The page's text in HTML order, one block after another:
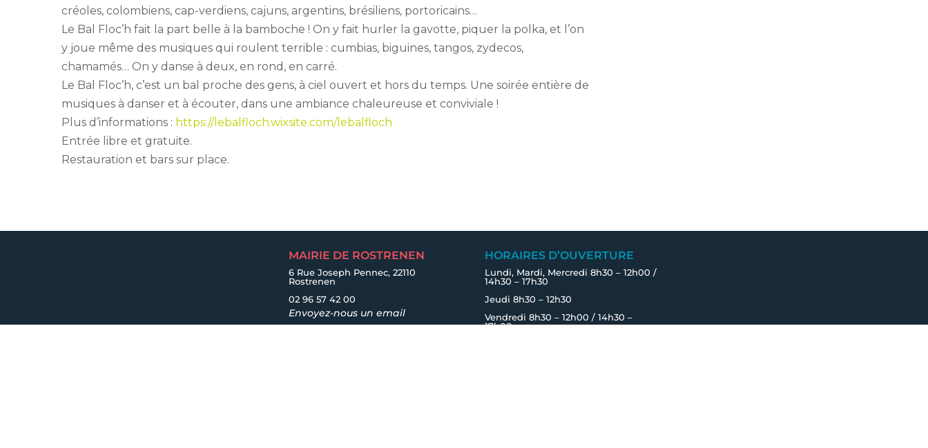
créoles, colombiens, cap-verdiens, cajuns, argentins, brésiliens, portoricains…
Le Bal Floc’h fait la part belle à la bamboche ! On y fait hurler la gavotte, piquer la polka, et l’on
y joue même des musiques qui roulent terrible : cumbias, biguines, tangos, zydecos,
chamamés… On y danse à deux, en rond, en carré.
Le Bal Floc’h, c’est un bal proche des gens, à ciel ouvert et hors du temps. Une soirée entière de
musiques à danser et à écouter, dans une ambiance chaleureuse et conviviale !
Plus d’informations : https://lebalfloch.wixsite.com/lebalfloch
Entrée libre et gratuite.
Restauration et bars sur place.
MAIRIE DE ROSTRENEN
6 Rue Joseph Pennec, 22110
Rostrenen
02 96 57 42 00
Envoyez-nous un email
HORAIRES D’OUVERTURE
Lundi, Mardi, Mercredi 8h30 – 12h00 /
14h30 – 17h30
Jeudi 8h30 – 12h30
Vendredi 8h30 – 12h00 / 14h30 –
17h00